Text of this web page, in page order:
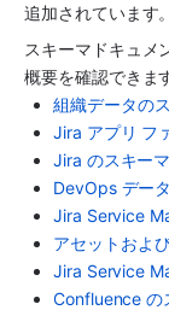
追加されています。
スキーマドキュメ
概要を確認できま
組織データの
Jira アプリ フ
Jira のスキーマ
DevOps デー
Jira Service
アセットおよ
Jira Service
Confluence の